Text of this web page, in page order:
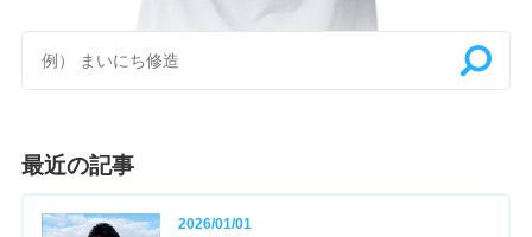
最近の記事
2026/01/01